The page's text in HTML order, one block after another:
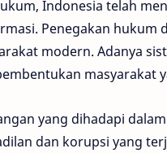
Indonesia telah
Penegakan hukum
modern. Adanya
masyarakat
yang dihadapi
dan korupsi yang